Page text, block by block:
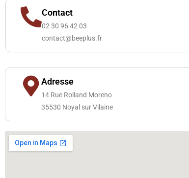
Contact
02 30 96 42 03
contact@beeplus.fr
Adresse
14 Rue Rolland Moreno
35530 Noyal sur Vilaine